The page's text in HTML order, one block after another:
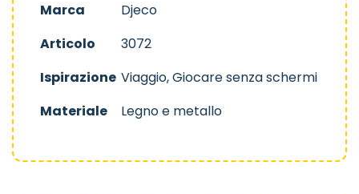
Marca
Djeco
Articolo
3072
Ispirazione Viaggio, Giocare senza schermi
Materiale
Legno e metallo